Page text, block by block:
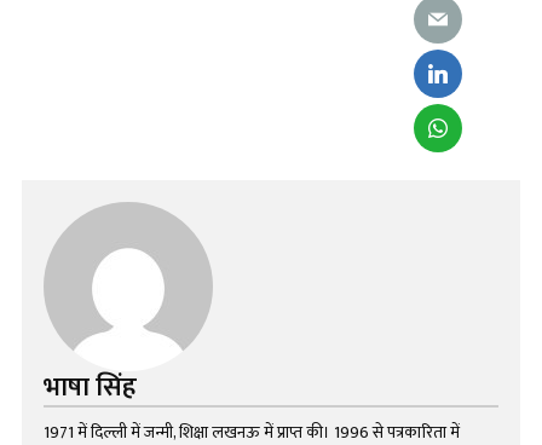
भाषा सिंह
1971 में दिल्ली में जन्मी, शिक्षा लखनऊ में प्राप्त की। 1996 से पत्रकारिता में